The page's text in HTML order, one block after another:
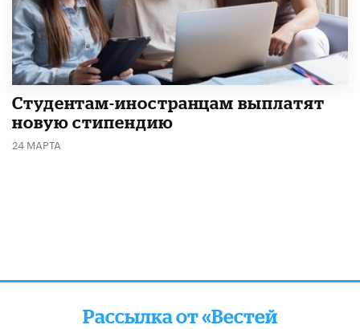
Студентам-иностранцам выплатят
новую стипендию
24 МАРТА
Рассылка от «Вестей